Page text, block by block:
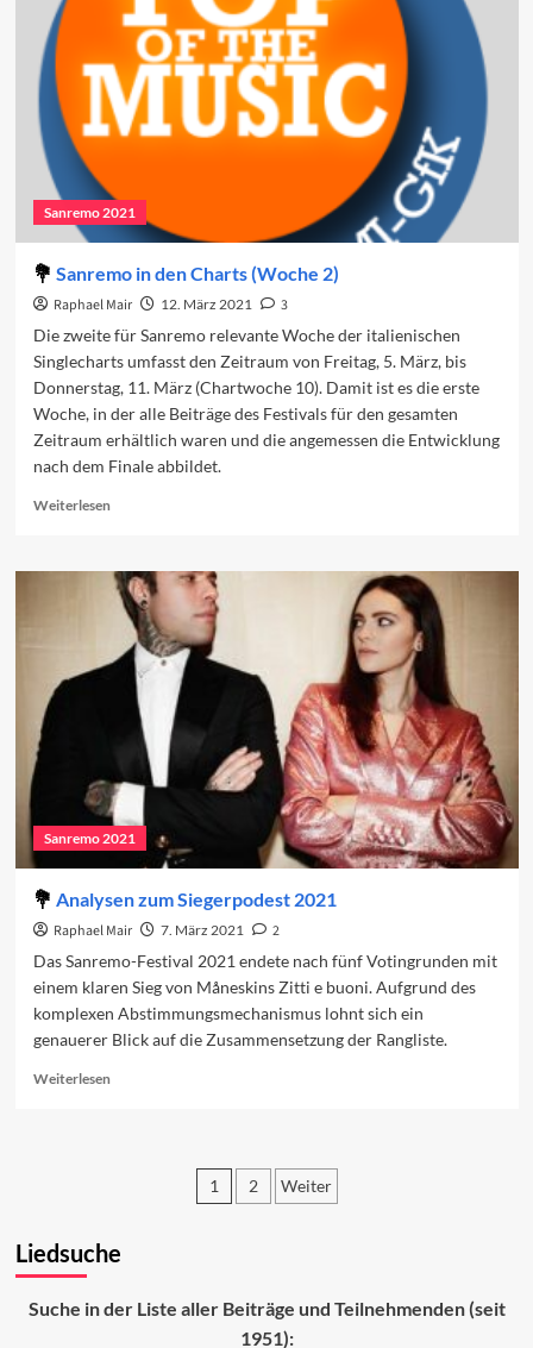
Charts
(Woche
Sanremo 2021
Sanremo in den Charts (Woche 2)
Raphael Mair 12. März 2021
3
Die zweite für Sanremo relevante Woche der italienischen
Singlecharts umfasst den Zeitraum von Freitag, 5. März, bis
Donnerstag, 11. März (Chartwoche 10). Damit ist es die erste
Woche, in der alle Beiträge des Festivals für den gesamten
Zeitraum erhältlich waren und die angemessen die Entwicklung
nach dem Finale abbildet.
WeiterlesenRead
Sanremo
in
den
Charts
(Woche
Sanremo 2021
Analysen zum Siegerpodest 2021
Raphael Mair 7. März 2021
2
Das Sanremo-Festival 2021 endete nach fünf Votingrunden mit
einem klaren Sieg von Måneskins Zitti e buoni. Aufgrund des
komplexen Abstimmungsmechanismus lohnt sich ein
genauerer Blick auf die Zusammensetzung der Rangliste.
WeiterlesenRead
Beiträge
1 2 Weiter
Liedsuche
Suche in der Liste aller Beiträge und Teilnehmenden (seit
1951):